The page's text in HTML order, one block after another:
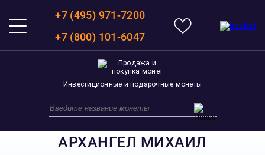
+7 (495) 971-7200
+7 (800) 101-6047
Инвестиционные и подарочные монеты
АРХАНГЕЛ МИХАИЛ